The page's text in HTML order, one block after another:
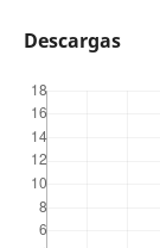
Descargas